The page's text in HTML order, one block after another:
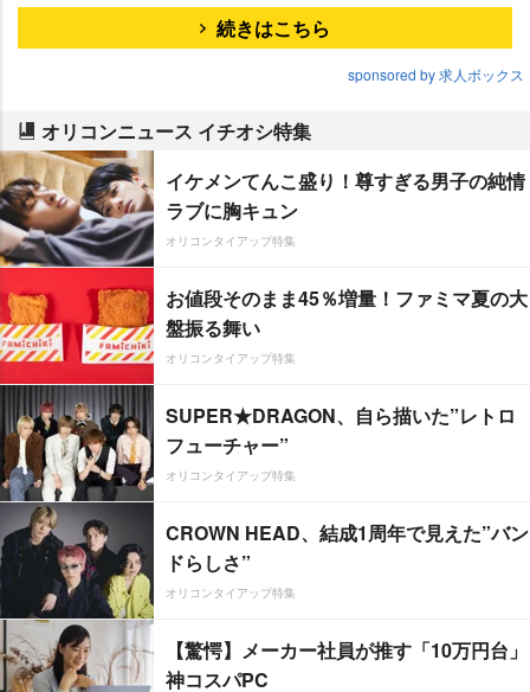
続きはこちら
sponsored by 求人ボックス
オリコンニュース イチオシ特集
イケメンてんこ盛り！尊すぎる男子の純情
ラブに胸キュン
オリコンタイアップ特集
お値段そのまま45％増量！ファミマ夏の大
盤振る舞い
オリコンタイアップ特集
SUPER★DRAGON、自ら描いた”レトロ
フューチャー”
オリコンタイアップ特集
CROWN HEAD、結成1周年で見えた”バン
ドらしさ”
オリコンタイアップ特集
【驚愕】メーカー社員が推す「10万円台」
神コスパPC